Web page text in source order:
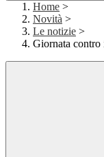
Home >
Novità >
Le notizie >
Giornata